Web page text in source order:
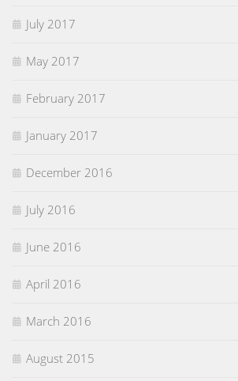
July 2017
May 2017
February 2017
January 2017
December 2016
July 2016
June 2016
April 2016
March 2016
August 2015